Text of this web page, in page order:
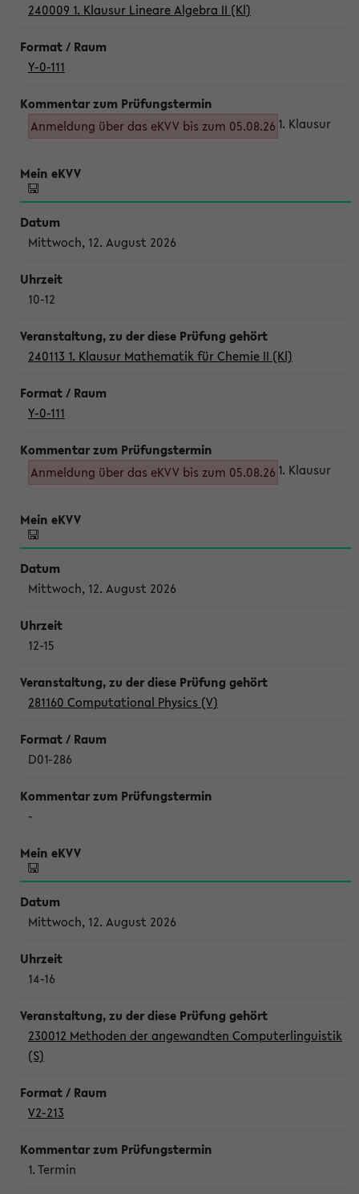
240009 1. Klausur Lineare Algebra II (Kl)
Y-0-111
Anmeldung über das eKVV bis zum 05.08.26 1. Klausur
Mittwoch, 12. August 2026
10-12
240113 1. Klausur Mathematik für Chemie II (Kl)
Y-0-111
Anmeldung über das eKVV bis zum 05.08.26 1. Klausur
Mittwoch, 12. August 2026
12-15
281160 Computational Physics (V)
D01-286
-
Mittwoch, 12. August 2026
14-16
230012 Methoden der angewandten Computerlinguistik
(S)
V2-213
1. Termin